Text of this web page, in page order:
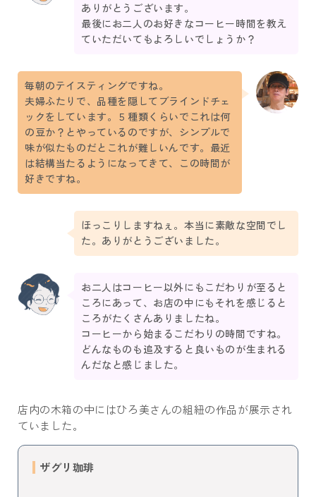
ありがとうございます。
最後にお二人のお好きなコーヒー時間を教え
ていただいてもよろしいでしょうか？
毎朝のテイスティングですね。
夫婦ふたりで、品種を隠してブラインドチェ
ックをしています。５種類くらいでこれは何
の豆か？とやっているのですが、シンプルで
味が似たものだとこれが難しいんです。最近
は結構当たるようになってきて、この時間が
好きですね。
ほっこりしますねぇ。本当に素敵な空間でし
た。ありがとうございました。
お二人はコーヒー以外にもこだわりが至ると
ころにあって、お店の中にもそれを感じると
ころがたくさんありましたね。
コーヒーから始まるこだわりの時間ですね。
どんなものも追及すると良いものが生まれる
んだなと感じました。
店内の木箱の中にはひろ美さんの組紐の作品が展示され
ていました。
ザグリ珈琲